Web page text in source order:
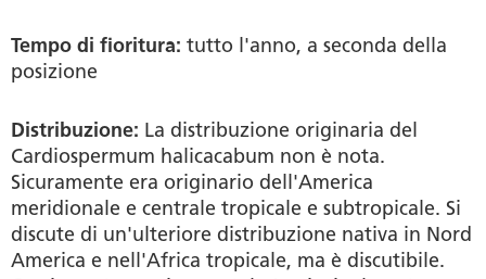
Tempo di fioritura: tutto l'anno, a seconda della
posizione
Distribuzione: La distribuzione originaria del
Cardiospermum halicacabum non è nota.
Sicuramente era originario dell'America
meridionale e centrale tropicale e subtropicale. Si
discute di un'ulteriore distribuzione nativa in Nord
America e nell'Africa tropicale, ma è discutibile.